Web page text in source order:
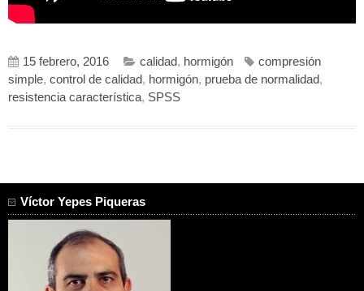
15 febrero, 2016 calidad, hormigón
compresión
simple, control de calidad, hormigón, prueba de normalidad,
resistencia característica, SPSS
Víctor Yepes Piqueras